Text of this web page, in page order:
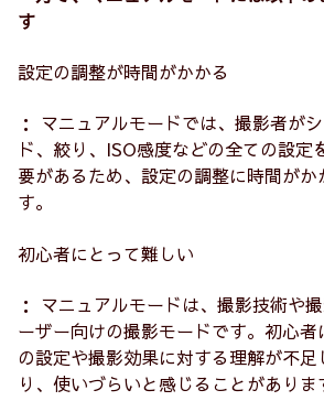
す
設定の調整が時間がかかる
： マニュアルモードでは、撮影者が
ド、絞り、ISO感度などの全ての設定
要があるため、設定の調整に時間がか
す。
初心者にとって難しい
： マニュアルモードは、撮影技術や
ーザー向けの撮影モードです。初心
の設定や撮影効果に対する理解が不
り、使いづらいと感じることがありま